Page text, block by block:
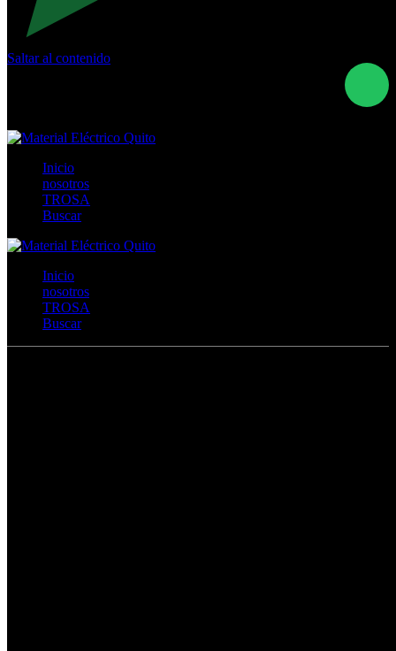
Saltar al contenido
Inicio
nosotros
TROSA
Buscar
Inicio
nosotros
TROSA
Buscar